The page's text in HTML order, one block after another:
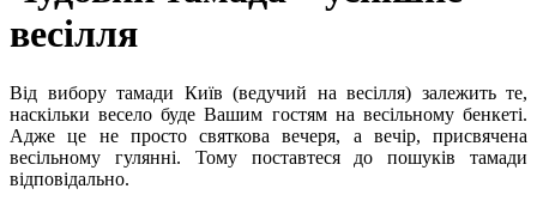
весілля
Від вибору тамади Київ (ведучий на весілля) залежить те,
наскільки весело буде Вашим гостям на весільному бенкеті.
Адже це не просто святкова вечеря, а вечір, присвячена
весільному гулянні. Тому поставтеся до пошуків тамади
відповідально.